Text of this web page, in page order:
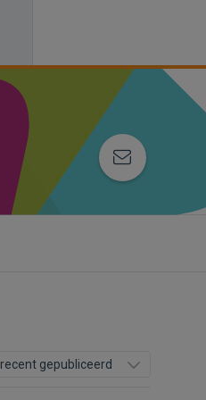
recent gepubliceerd